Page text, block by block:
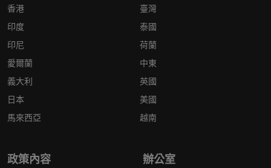
香港
印度
印尼
愛爾蘭
義大利
日本
馬來西亞
臺灣
泰國
荷蘭
中東
英國
美國
越南
政策內容 辦公室